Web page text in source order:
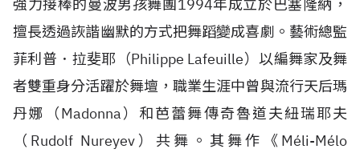
強力接棒的曼波男孩舞團1994年成立於巴塞隆納，
擅長透過詼諧幽默的方式把舞蹈變成喜劇。藝術總監
菲利普．拉斐耶（Philippe Lafeuille）以編舞家及舞
者雙重身分活躍於舞壇，職業生涯中曾與流行天后瑪
丹娜（Madonna） 和芭蕾舞傳奇魯道夫紐瑞耶夫
（ Rudolf Nureyev）共舞。其舞作《 Méli-Mélo